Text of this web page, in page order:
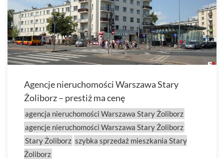
Agencje nieruchomości Warszawa Stary
Żoliborz – prestiż ma cenę
agencja nieruchomości Warszawa Stary Żoliborz
agencje nieruchomości Warszawa Stary Żoliborz
Stary Żoliborz szybka sprzedaż mieszkania Stary
Żoliborz